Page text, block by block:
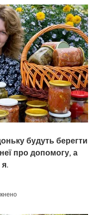
будуть берегти
про допомогу, а
до